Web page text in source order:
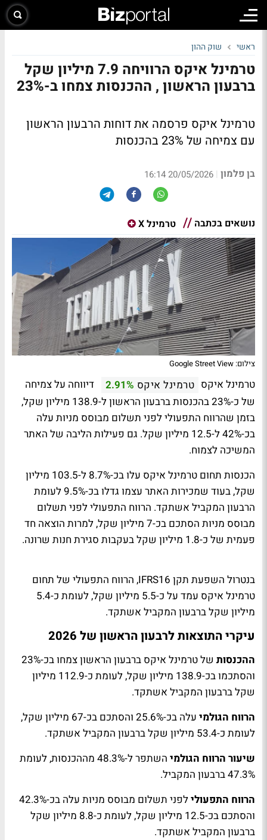
ראשי שוק ההון
טרמינל איקס הרוויחה 7.9 מיליון שקל
ברבעון הראשון , ההכנסות צמחו ב-23%
טרמינל איקס פרסמה את דוחות הרבעון הראשון
עם צמיחה של 23% בהכנסות
בן פלמון |
20/05/2026 16:14
נושאים בכתבה טרמינל X
צילום: Google Street View
טרמינל איקס טרמינל איקס 2.91%
דיווחה על צמיחה
של כ-23% בהכנסות ברבעון הראשון ל-138.9 מיליון שקל,
בזמן שהרווח התפעולי לפני תשלום מבוסס מניות עלה
בכ-42% ל-12.5 מיליון שקל. גם פעילות הליבה של האתר
המשיכה לצמוח.
הכנסות תחום טרמינל איקס עלו בכ-8.7% ל-103.5 מיליון
שקל, בעוד שמכירות האתר עצמו גדלו בכ-9.5% לעומת
הרבעון המקביל אשתקד. הרווח התפעולי לפני תשלום
מבוסס מניות הסתכם בכ-7 מיליון שקל, למרות הוצאה חד
פעמית של כ-1.8 מיליון שקל בעקבות סגירת חנות שרונה.
בנטרול השפעת תקן IFRS16, הרווח התפעולי של תחום
טרמינל איקס עמד על כ-5.5 מיליון שקל, לעומת כ-5.4
מיליון שקל ברבעון המקביל אשתקד.
עיקרי התוצאות לרבעון הראשון של 2026
ההכנסות
של טרמינל איקס ברבעון הראשון צמחו בכ-23%
והסתכמו בכ-138.9 מיליון שקל, לעומת כ-112.9 מיליון
שקל ברבעון המקביל אשתקד.
הרווח הגולמי
עלה בכ-25.6% והסתכם בכ-67 מיליון שקל,
לעומת כ-53.4 מיליון שקל ברבעון המקביל אשתקד.
שיעור הרווח הגולמי
השתפר ל-48.3% מההכנסות, לעומת
47.3% ברבעון המקביל.
הרווח התפעולי
לפני תשלום מבוסס מניות עלה בכ-42.3%
והסתכם בכ-12.5 מיליון שקל, לעומת כ-8.8 מיליון שקל
ברבעון המקביל אשתקד.